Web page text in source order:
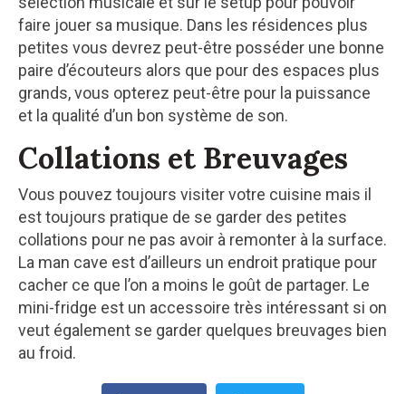
faire jouer sa musique. Dans les résidences plus
petites vous devrez peut-être posséder une bonne
paire d’écouteurs alors que pour des espaces plus
grands, vous opterez peut-être pour la puissance
et la qualité d’un bon système de son.
Collations et Breuvages
Vous pouvez toujours visiter votre cuisine mais il
est toujours pratique de se garder des petites
collations pour ne pas avoir à remonter à la surface.
La man cave est d’ailleurs un endroit pratique pour
cacher ce que l’on a moins le goût de partager. Le
mini-fridge est un accessoire très intéressant si on
veut également se garder quelques breuvages bien
au froid.